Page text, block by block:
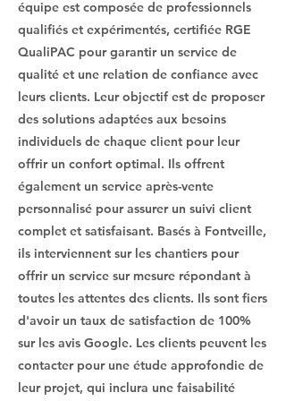
équipe est composée de professionnels
qualifiés et expérimentés, certifiée RGE
QualiPAC pour garantir un service de
qualité et une relation de confiance avec
leurs clients. Leur objectif est de proposer
des solutions adaptées aux besoins
individuels de chaque client pour leur
offrir un confort optimal. Ils offrent
également un service après-vente
personnalisé pour assurer un suivi client
complet et satisfaisant. Basés à Fontveille,
ils interviennent sur les chantiers pour
offrir un service sur mesure répondant à
toutes les attentes des clients. Ils sont fiers
d'avoir un taux de satisfaction de 100%
sur les avis Google. Les clients peuvent les
contacter pour une étude approfondie de
leur projet, qui inclura une faisabilité